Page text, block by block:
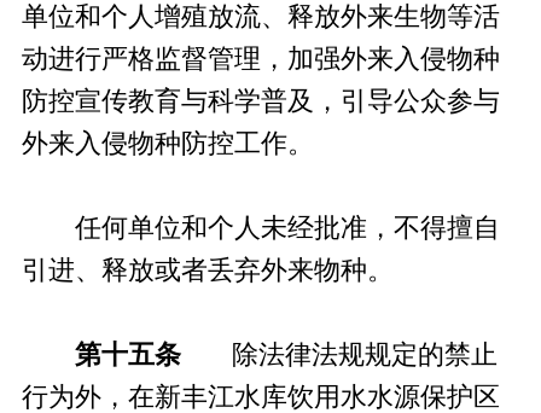
单位和个人增殖放流、释放外来生物等活
动进行严格监督管理，加强外来入侵物种
防控宣传教育与科学普及，引导公众参与
外来入侵物种防控工作。
任何单位和个人未经批准，不得擅自
引进、释放或者丢弃外来物种。
第十五条
除法律法规规定的禁止
行为外，在新丰江水库饮用水水源保护区